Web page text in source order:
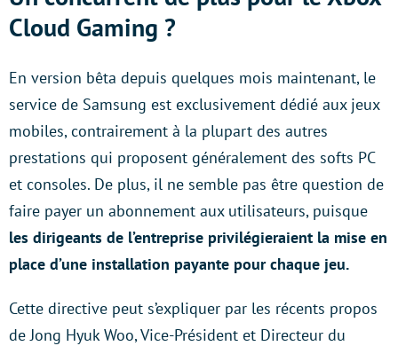
Cloud Gaming ?
En version bêta depuis quelques mois maintenant, le
service de Samsung est exclusivement dédié aux jeux
mobiles, contrairement à la plupart des autres
prestations qui proposent généralement des softs PC
et consoles. De plus, il ne semble pas être question de
faire payer un abonnement aux utilisateurs, puisque
les dirigeants de l’entreprise privilégieraient la mise en
place d’une installation payante pour chaque jeu.
Cette directive peut s’expliquer par les récents propos
de Jong Hyuk Woo, Vice-Président et Directeur du